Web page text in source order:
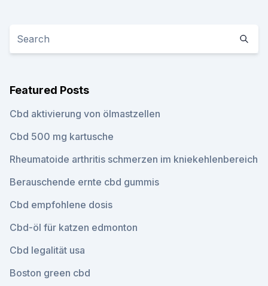
Featured Posts
Cbd aktivierung von ölmastzellen
Cbd 500 mg kartusche
Rheumatoide arthritis schmerzen im kniekehlenbereich
Berauschende ernte cbd gummis
Cbd empfohlene dosis
Cbd-öl für katzen edmonton
Cbd legalität usa
Boston green cbd